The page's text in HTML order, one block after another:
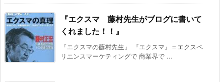
『エクスマ 藤村先生がブログに書いて
くれました！！』
『エクスマの藤村先生』 『エクスマ』＝エクスペ
リエンスマーケティングで 商業界で ...